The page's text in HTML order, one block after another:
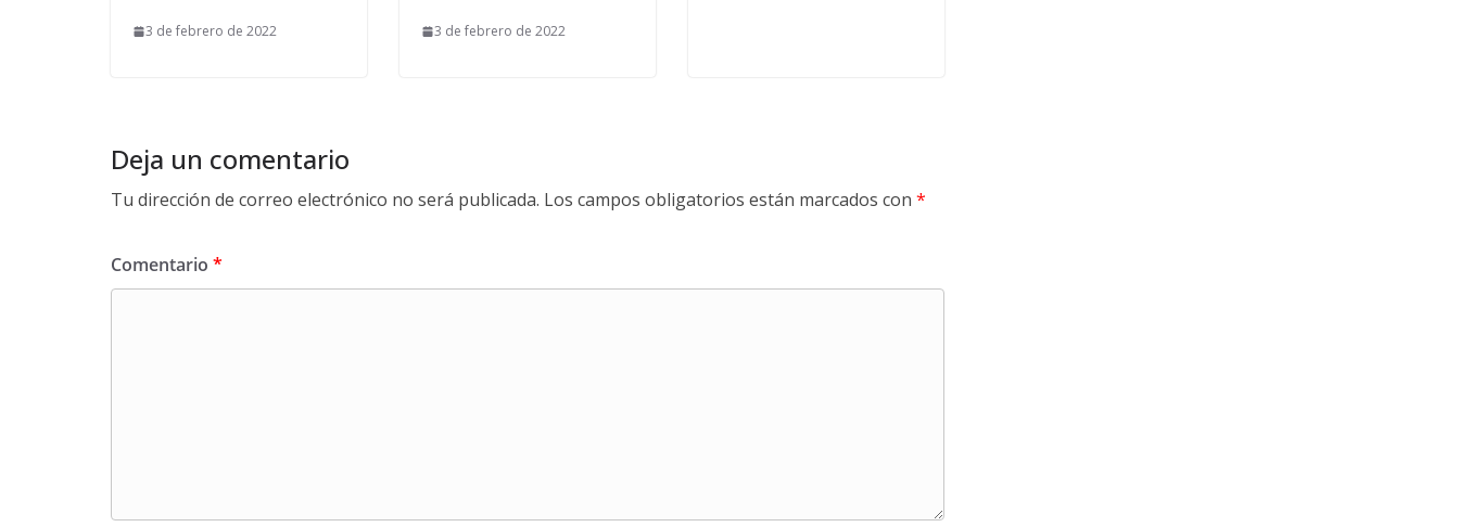
3 de febrero de 2022 3 de febrero de 2022
Deja un comentario
Tu dirección de correo electrónico no será publicada. Los campos obligatorios están marcados con *
Comentario *